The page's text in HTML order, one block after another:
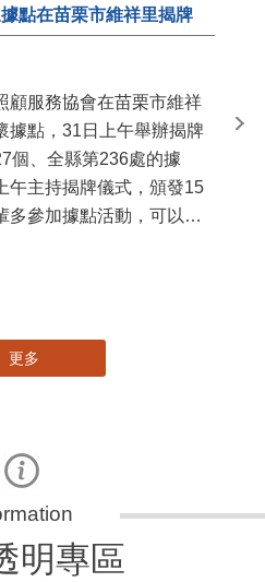
點在苗栗市維祥里揭牌
顧服務協會在苗栗市維祥
據點，31日上午舉辦揭牌
個、全縣第236處的據
午主持揭牌儀式，頒發15
多參加據點活動，可以更
苗
更多
明專區